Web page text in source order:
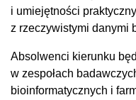
i umiejętności
z rzeczywistymi danymi
Absolwenci kierunku
w zespołach
bioinformatycznych i